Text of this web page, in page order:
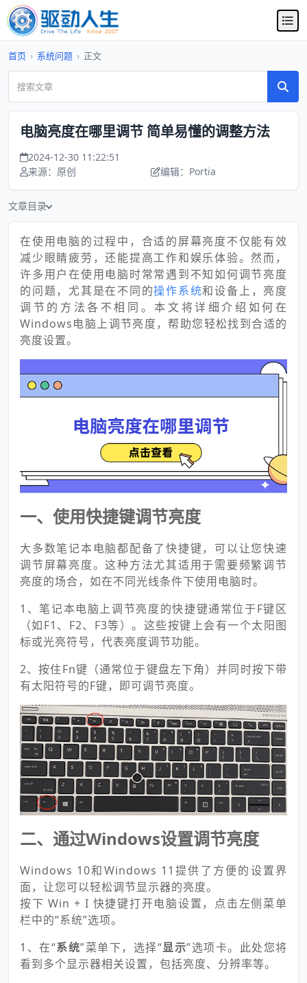
首页 › 系统问题 › 正文
电脑亮度在哪里调节 简单易懂的调整方法
2024-12-30 11:22:51
来源：原创
编辑：Portia
文章目录
在使用电脑的过程中，合适的屏幕亮度不仅能有效
减少眼睛疲劳，还能提高工作和娱乐体验。然而，
许多用户在使用电脑时常常遇到不知如何调节亮度
的问题，尤其是在不同的操作系统和设备上，亮度
调节的方法各不相同。本文将详细介绍如何在
Windows电脑上调节亮度，帮助您轻松找到合适的
亮度设置。
一、使用快捷键调节亮度
大多数笔记本电脑都配备了快捷键，可以让您快速
调节屏幕亮度。这种方法尤其适用于需要频繁调节
亮度的场合，如在不同光线条件下使用电脑时。
1、笔记本电脑上调节亮度的快捷键通常位于F键区
（如F1、F2、F3等）。这些按键上会有一个太阳图
标或光亮符号，代表亮度调节功能。
2、按住Fn键（通常位于键盘左下角）并同时按下带
有太阳符号的F键，即可调节亮度。
二、通过Windows设置调节亮度
Windows 10和Windows 11提供了方便的设置界
面，让您可以轻松调节显示器的亮度。
按下 Win + I 快捷键打开电脑设置，点击左侧菜单
栏中的“系统”选项。
1、在“系统”菜单下，选择“显示”选项卡。此处您将
看到多个显示器相关设置，包括亮度、分辨率等。